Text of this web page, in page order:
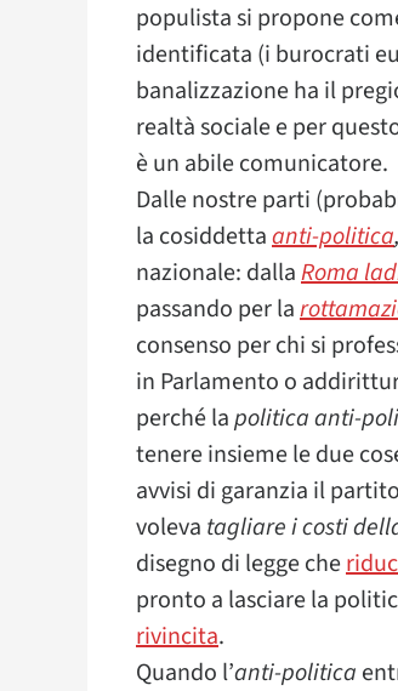
populista si propone
identificata (i burocrati
banalizzazione ha il
realtà sociale e per
è un abile comunicatore.
Dalle nostre parti
la cosiddettaanti-politica,
nazionale: dallaRoma
passando per la
consenso per chi si
in Parlamento o
perché lapoliticaanti-
tenere insieme le due
avvisi di garanzia il
voleva tagliare i costi
disegno di legge che
pronto a lasciare la
rivincita.
Quando l’anti-politica